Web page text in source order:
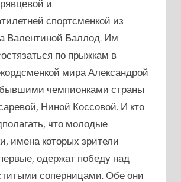
и
спортсменкой из
Валентиной Баллод. Им
по прыжкам в
мира Александрой
чемпионками страны
Ниной Коссовой. И кто
что молодые
имена которых зрители
одержат победу над
соперницами. Обе они